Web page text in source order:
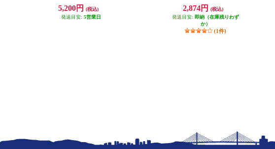
5,200円
(税込)
発送目安: 5営業日
2,874円
(税込)
発送目安: 即納（在庫残りわず
か）
(1件)